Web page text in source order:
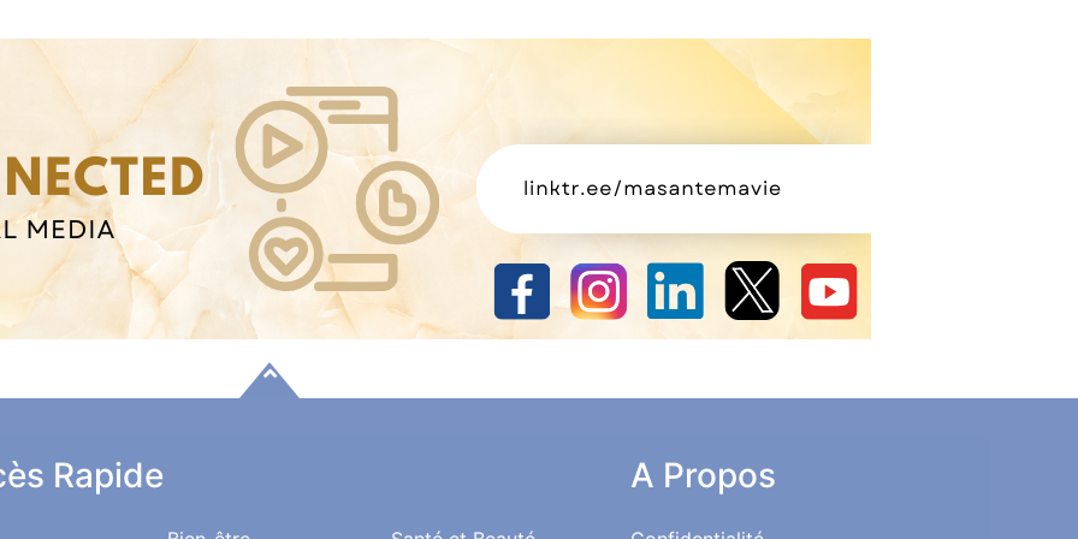
Rapide A Propos